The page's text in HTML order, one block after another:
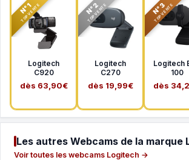
N°1
TOP VENTE
Logitech
C920
dès 63,90€
N°2
TOP VENTE
Logitech
C270
dès 19,99€
N°3
TOP VENTE
Logitech
100
dès
Les autres Webcams de la marque
Voir toutes les webcams Logitech →